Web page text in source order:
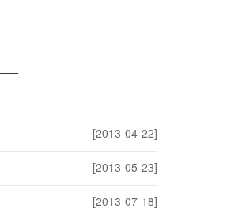
[2013-04-22]
[2013-05-23]
[2013-07-18]